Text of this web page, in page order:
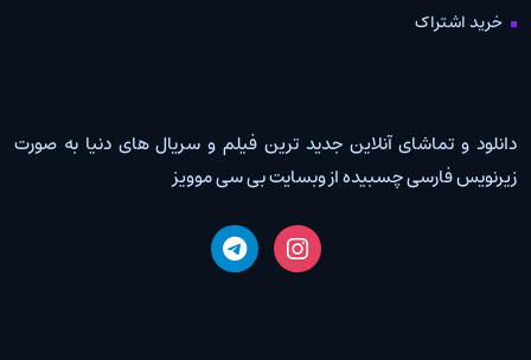
خرید اشتراک
دانلود و تماشای آنلاین جدید ترین فیلم و سریال های دنیا به صورت
زیرنویس فارسی چسبیده از وبسایت بی سی موویز